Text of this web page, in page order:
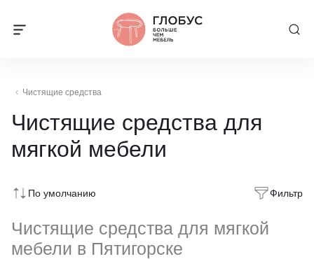
Чистящие средства
Чистящие средства для
мягкой мебели
По умолчанию Фильтр
Чистящие средства для мягкой
мебели в Пятигорске